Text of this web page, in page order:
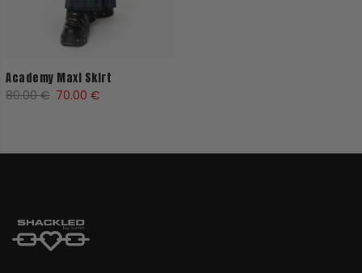
Academy Maxi Skirt
80.00€ El
era:
70.00 €
es: